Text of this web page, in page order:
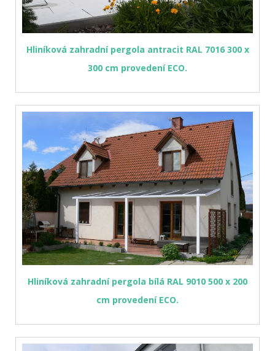
Hliníková zahradní pergola antracit RAL 7016 300 x
300 cm provedení ECO.
Hliníková zahradní pergola bílá RAL 9010 500 x 200
cm provedení ECO.